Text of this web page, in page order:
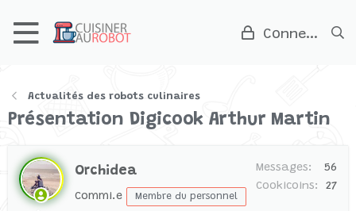
Connexion
Actualités des robots culinaires
Présentation Digicook Arthur Martin
Orchidea
Commi.e Membre du personnel
Messages
56
Cookicoins
27